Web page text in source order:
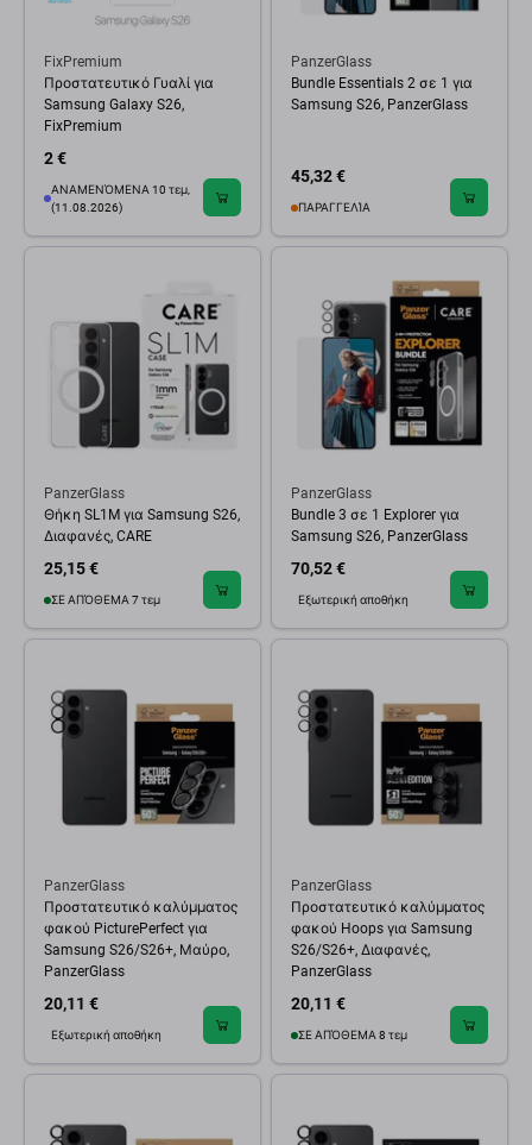
FixPremium
Προστατευτικό Γυαλί για
Samsung Galaxy S26,
FixPremium
2 €
ΑΝΑΜΕΝΌΜΕΝΑ 10 τεμ,
(11.08.2026)
PanzerGlass
Bundle Essentials 2 σε 1 για
Samsung S26, PanzerGlass
45,32 €
ΠΑΡΑΓΓΕΛΊΑ
PanzerGlass
Θήκη SL1M για Samsung S26,
Διαφανές, CARE
25,15 €
ΣΕ ΑΠΌΘΕΜΑ 7 τεμ
PanzerGlass
Bundle 3 σε 1 Explorer για
Samsung S26, PanzerGlass
70,52 €
Εξωτερική αποθήκη
PanzerGlass
Προστατευτικό καλύμματος
φακού PicturePerfect για
Samsung S26/S26+, Μαύρο,
PanzerGlass
20,11 €
Εξωτερική αποθήκη
PanzerGlass
Προστατευτικό καλύμματος
φακού Hoops για Samsung
S26/S26+, Διαφανές,
PanzerGlass
20,11 €
ΣΕ ΑΠΌΘΕΜΑ 8 τεμ